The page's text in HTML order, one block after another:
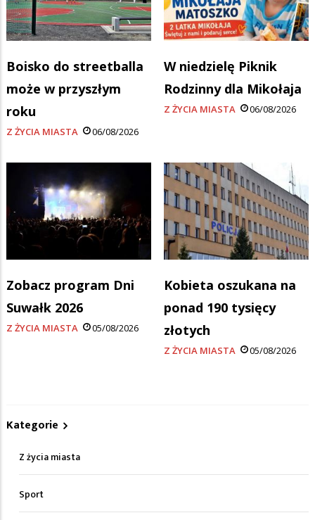
Boisko do streetballa
może w przyszłym
roku
Z ŻYCIA MIASTA 06/08/2026
W niedzielę Piknik
Rodzinny dla Mikołaja
Z ŻYCIA MIASTA 06/08/2026
Zobacz program Dni
Suwałk 2026
Z ŻYCIA MIASTA 05/08/2026
Kobieta oszukana na
ponad 190 tysięcy
złotych
Z ŻYCIA MIASTA 05/08/2026
Kategorie
Z życia miasta
Sport